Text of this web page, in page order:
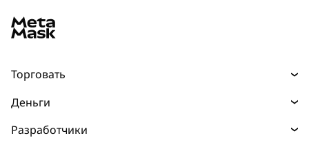
Торговать
Прогнозы
Деньги
Разработчики